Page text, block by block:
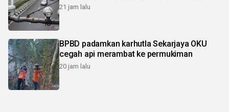
21 jam lalu
BPBD padamkan karhutla Sekarjaya OKU
cegah api merambat ke permukiman
20 jam lalu